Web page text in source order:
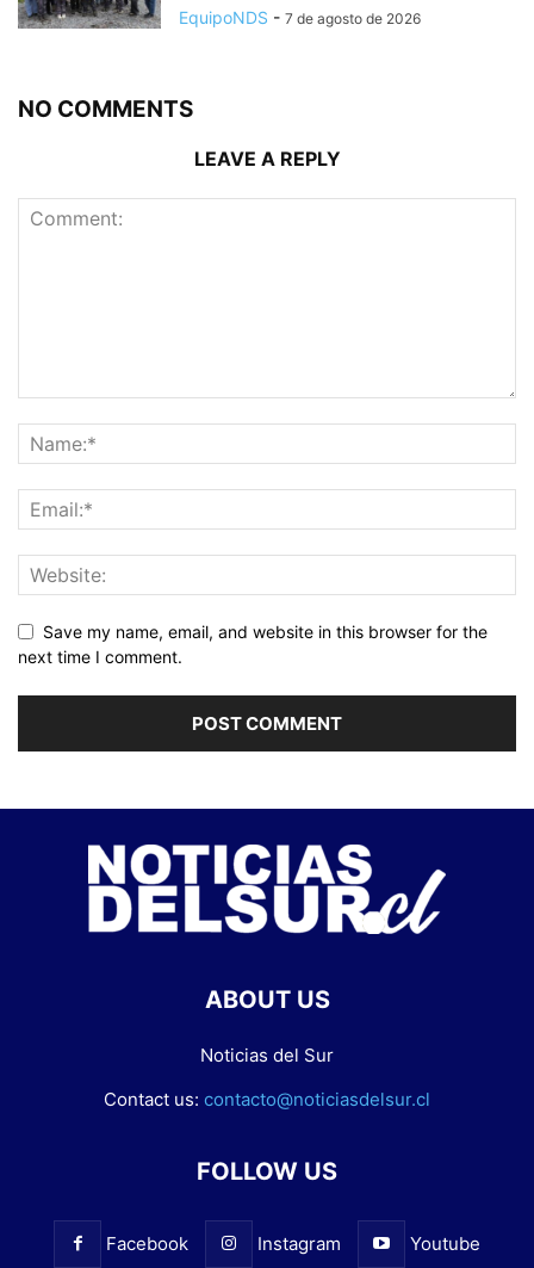
EquipoNDS - 7 de agosto de 2026
NO COMMENTS
LEAVE A REPLY
Save my name, email, and website in this browser for the
next time I comment.
ABOUT US
Noticias del Sur
Contact us: contacto@noticiasdelsur.cl
FOLLOW US
Facebook Instagram Youtube